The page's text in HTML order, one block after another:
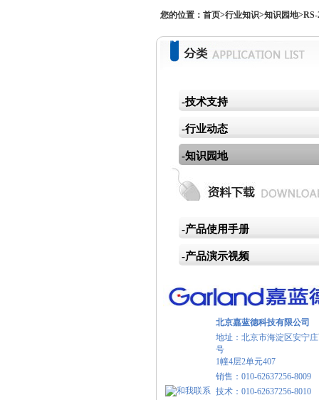
您的位置： 首页>行业知识>知识园地
-技术支持
-行业动态
-知识园地
-产品使用手册
-产品演示视频
北京嘉蓝德科技有限公司
地址：北京市海淀区安宁
号
1幢4层2单元407
销售：010-62637256-8009
技术：010-62637256-8010